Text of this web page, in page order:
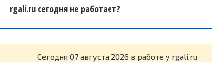
rgali.ru сегодня не работает?
Cегодня 07 августа 2026 в работе у rgali.ru